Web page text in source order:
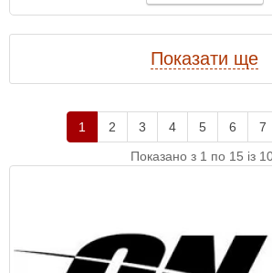
Показати ще
1 2 3 4 5 6 7
Показано з 1 по 15 із